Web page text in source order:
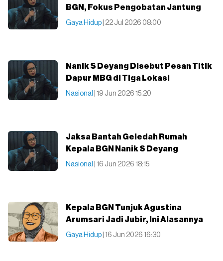
BGN, Fokus Pengobatan Jantung
Gaya Hidup | 22 Jul 2026 08:00
Nanik S Deyang Disebut Pesan Titik
Dapur MBG di Tiga Lokasi
Nasional | 19 Jun 2026 15:20
Jaksa Bantah Geledah Rumah
Kepala BGN Nanik S Deyang
Nasional | 16 Jun 2026 18:15
Kepala BGN Tunjuk Agustina
Arumsari Jadi Jubir, Ini Alasannya
Gaya Hidup | 16 Jun 2026 16:30